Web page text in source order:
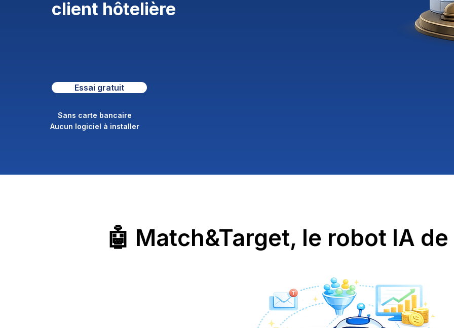
client hôtelière
Essai gratuit
Sans carte bancaire
Aucun logiciel à installer
🤖 Match&Target, le robot IA